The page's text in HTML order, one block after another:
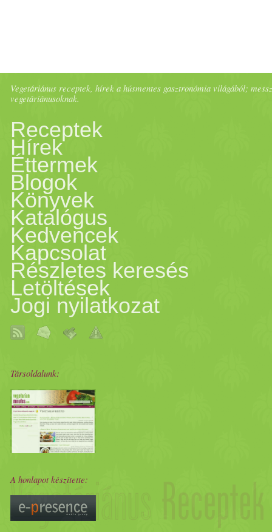
Vegetáriánus receptek, hírek a húsmentes gasztronómia világából;
vegetáriánusoknak.
Receptek
Hírek
Éttermek
Blogok
Könyvek
Katalógus
Kedvencek
Kapcsolat
Részletes keresés
Letöltések
Jogi nyilatkozat
Társoldalunk:
A honlapot készítette: